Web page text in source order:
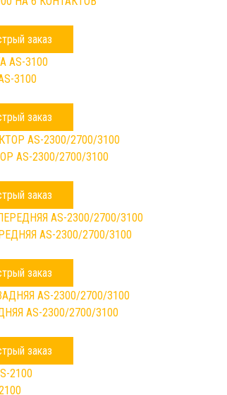
заказ
3100
заказ
AS-2300/2700/3100
заказ
AS-2300/2700/3100
заказ
AS-2300/2700/3100
заказ